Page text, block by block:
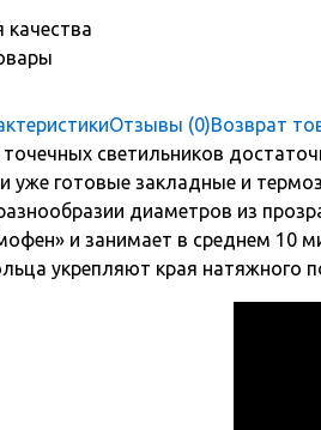
качества
Отзывы (0)Возврат
точечных светильников
уже готовые закладные и
диаметров из
и занимает в среднем 10
укрепляют края натяжного